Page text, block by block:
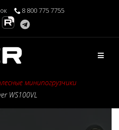
8 800 775 7755
минипогрузчики
WS100VL